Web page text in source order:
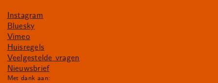
Instagram
Bluesky
Vimeo
Huisregels
Veelgestelde vragen
Nieuwsbrief
Met dank aan: